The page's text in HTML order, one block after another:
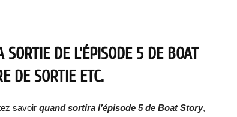
DE L’ÉPISODE 5 DE BOAT
DE SORTIE ETC.
savoir quand sortira l’épisode 5 de Boat Story,